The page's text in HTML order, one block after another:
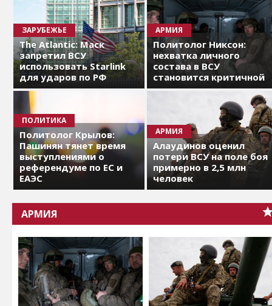
ЗАРУБЕЖЬЕ
The Atlantic: Маск
запретил ВСУ
использовать Starlink
для ударов по РФ
АРМИЯ
Политолог Никсон:
нехватка личного
состава в ВСУ
становится критичной
ПОЛИТИКА
Политолог Крылов:
Пашинян тянет время
выступлениями о
референдуме по ЕС и
ЕАЭС
АРМИЯ
Алаудинов оценил
потери ВСУ на поле боя
примерно в 2,5 млн
человек
АРМИЯ